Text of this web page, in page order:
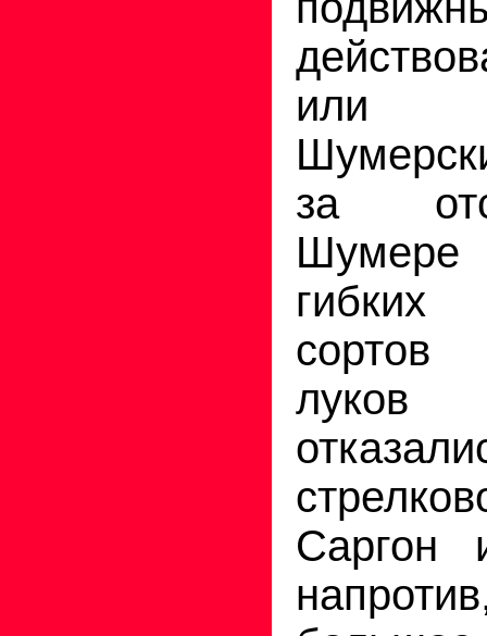
или
за
Шумере
луков
Саргон